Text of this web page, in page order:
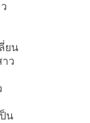
ยน
าว
น
ด้อย่างไร
ละบทบาทของ
ลลาเจนในผิว
นร่างกาย